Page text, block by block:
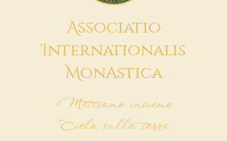
Associatio
Internationalis
MonAstica
Mettiamo insieme
Cielo sulla terra